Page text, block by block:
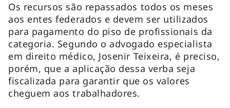
Os recursos são repassados todos os meses
aos entes federados e devem ser utilizados
para pagamento do piso de profissionais da
categoria. Segundo o advogado especialista
em direito médico, Josenir Teixeira, é preciso,
porém, que a aplicação dessa verba seja
fiscalizada para garantir que os valores
cheguem aos trabalhadores.